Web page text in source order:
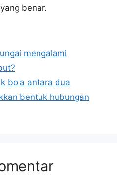
benar.
mengalami
bola antara dua
bentuk hubungan